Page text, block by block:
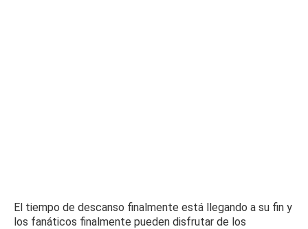
El tiempo de descanso finalmente está llegando a su fin y
los fanáticos finalmente pueden disfrutar de los